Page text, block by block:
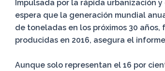
Impulsada por la rápida urbanización
espera que la generación mundial
de toneladas en los próximos 30
producidas en 2016, asegura el
Aunque solo representan el 16 por